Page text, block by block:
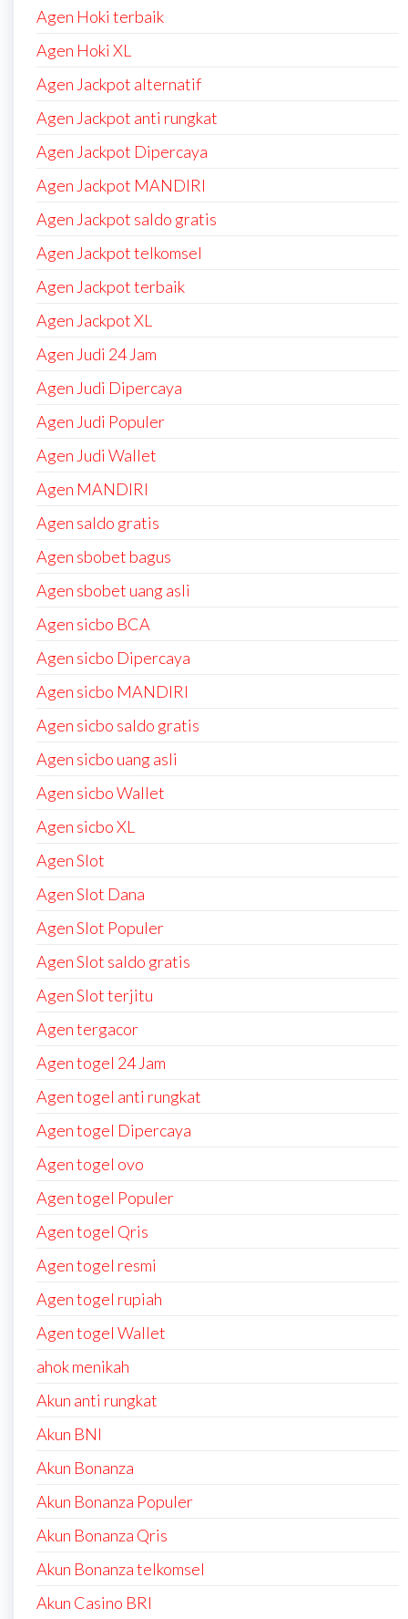
Agen Hoki terbaik
Agen Hoki XL
Agen Jackpot alternatif
Agen Jackpot anti rungkat
Agen Jackpot Dipercaya
Agen Jackpot MANDIRI
Agen Jackpot saldo gratis
Agen Jackpot telkomsel
Agen Jackpot terbaik
Agen Jackpot XL
Agen Judi 24 Jam
Agen Judi Dipercaya
Agen Judi Populer
Agen Judi Wallet
Agen MANDIRI
Agen saldo gratis
Agen sbobet bagus
Agen sbobet uang asli
Agen sicbo BCA
Agen sicbo Dipercaya
Agen sicbo MANDIRI
Agen sicbo saldo gratis
Agen sicbo uang asli
Agen sicbo Wallet
Agen sicbo XL
Agen Slot
Agen Slot Dana
Agen Slot Populer
Agen Slot saldo gratis
Agen Slot terjitu
Agen tergacor
Agen togel 24 Jam
Agen togel anti rungkat
Agen togel Dipercaya
Agen togel ovo
Agen togel Populer
Agen togel Qris
Agen togel resmi
Agen togel rupiah
Agen togel Wallet
ahok menikah
Akun anti rungkat
Akun BNI
Akun Bonanza
Akun Bonanza Populer
Akun Bonanza Qris
Akun Bonanza telkomsel
Akun Casino BRI